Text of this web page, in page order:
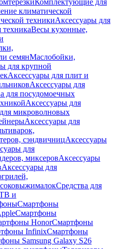
Комплектующие для
климатической
техникиАксессуары для
Весы кухонные,
семянМаслобойки,
для крупной
Аксессуары для плит и
Аксессуары для
для посудомоечных
Аксессуары для
микроволновых
Аксессуары для
сэндвичницАксессуары
для
миксеровАксессуары
Аксессуары для
Средства для
и
Смартфоны
Смартфоны
HonorСмартфоны
InfinixСмартфоны
Samsung Galaxy S26